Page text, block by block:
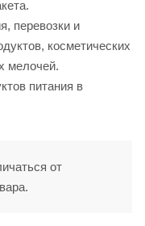
перевозки и
косметических
мелочей.
питания в
от